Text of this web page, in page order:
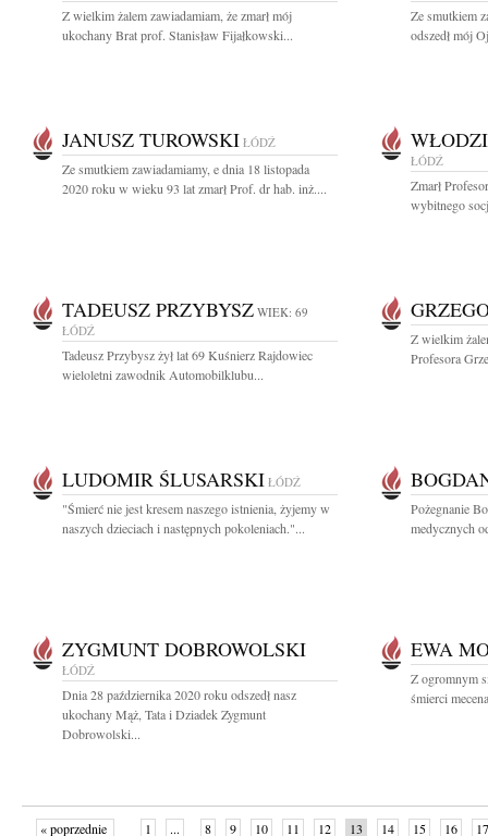
Z wielkim żalem zawiadamiam, że zmarł mój
ukochany Brat prof. Stanisław Fijałkowski...
Ze smutkiem
odszedł mój
JANUSZ TUROWSKI ŁÓDŹ
Ze smutkiem zawiadamiamy, e dnia 18 listopada
2020 roku w wieku 93 lat zmarł Prof. dr hab. inż....
ŁÓDŹ
Zmarł
wybitnego
TADEUSZ PRZYBYSZ WIEK: 69
ŁÓDŹ
Tadeusz Przybysz żył lat 69 Kuśnierz Rajdowiec
wieloletni zawodnik Automobilklubu...
Z wielkim
Profesora
LUDOMIR ŚLUSARSKI ŁÓDŹ
"Śmierć nie jest kresem naszego istnienia, żyjemy w
naszych dzieciach i następnych pokoleniach."...
Pożegnanie
medycznych
ZYGMUNT DOBROWOLSKI
ŁÓDŹ
Dnia 28 października 2020 roku odszedł nasz
ukochany Mąż, Tata i Dziadek Zygmunt
Dobrowolski...
EWA
Z ogromnym
śmierci
« poprzednie 1 ... 8 9 10 11 12 13 14 15 16 17